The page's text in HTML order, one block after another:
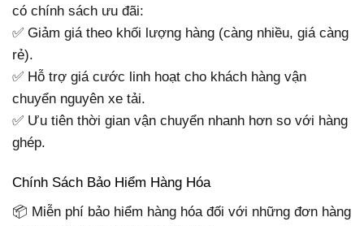
có chính sách ưu đãi:
✅ Giảm giá theo khối lượng hàng (càng nhiều, giá càng
rẻ).
✅ Hỗ trợ giá cước linh hoạt cho khách hàng vận
chuyển nguyên xe tải.
✅ Ưu tiên thời gian vận chuyển nhanh hơn so với hàng
ghép.
Chính Sách Bảo Hiểm Hàng Hóa
📦 Miễn phí bảo hiểm hàng hóa đối với những đơn hàng